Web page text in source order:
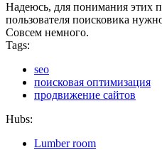
Надеюсь, для понимания этих
пользователя поисковика
Совсем немного.
Tags:
seo
поисковая оптимизация
продвижение сайтов
Hubs:
Lumber room